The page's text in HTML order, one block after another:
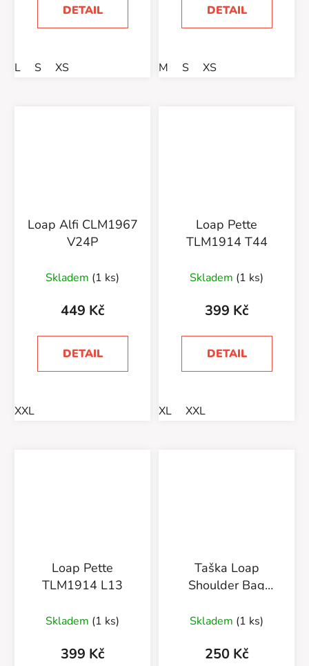
DETAIL
L S XS
DETAIL
M S XS
Loap Alfi CLM1967
V24P
Skladem (1 ks)
449 Kč
DETAIL
XXL
Loap Pette
TLM1914 T44
Skladem (1 ks)
399 Kč
DETAIL
XL XXL
Loap Pette
TLM1914 L13
Skladem (1 ks)
399 Kč
Taška Loap
Shoulder Bag
Skladem (1 ks)
250 Kč